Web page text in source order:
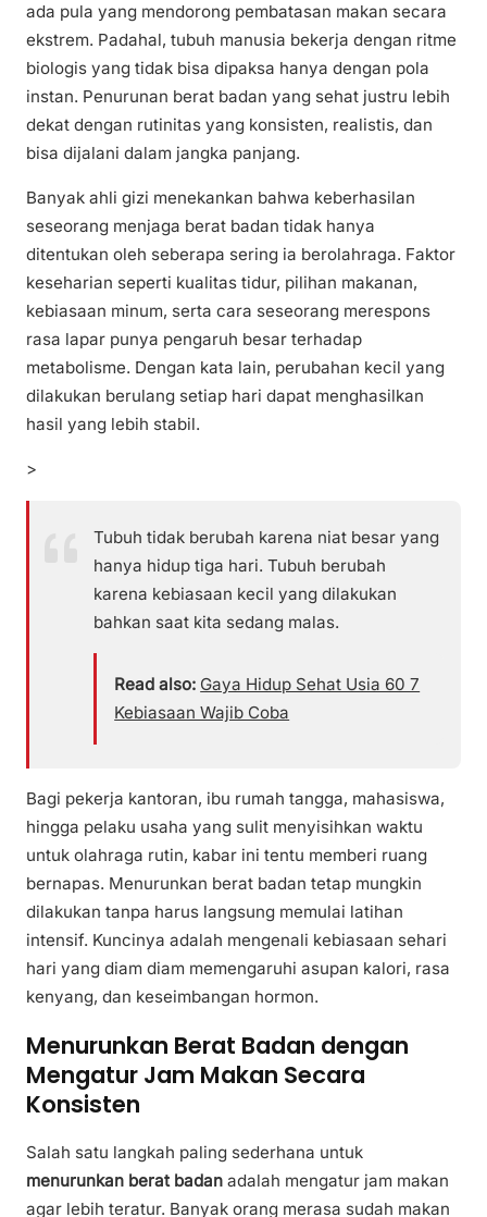
ada pula yang mendorong pembatasan makan secara
ekstrem. Padahal, tubuh manusia bekerja dengan ritme
biologis yang tidak bisa dipaksa hanya dengan pola
instan. Penurunan berat badan yang sehat justru lebih
dekat dengan rutinitas yang konsisten, realistis, dan
bisa dijalani dalam jangka panjang.
Banyak ahli gizi menekankan bahwa keberhasilan
seseorang menjaga berat badan tidak hanya
ditentukan oleh seberapa sering ia berolahraga. Faktor
keseharian seperti kualitas tidur, pilihan makanan,
kebiasaan minum, serta cara seseorang merespons
rasa lapar punya pengaruh besar terhadap
metabolisme. Dengan kata lain, perubahan kecil yang
dilakukan berulang setiap hari dapat menghasilkan
hasil yang lebih stabil.
>
Tubuh tidak berubah karena niat besar yang
hanya hidup tiga hari. Tubuh berubah
karena kebiasaan kecil yang dilakukan
bahkan saat kita sedang malas.
Read also: Gaya Hidup Sehat Usia 60 7
Kebiasaan Wajib Coba
Bagi pekerja kantoran, ibu rumah tangga, mahasiswa,
hingga pelaku usaha yang sulit menyisihkan waktu
untuk olahraga rutin, kabar ini tentu memberi ruang
bernapas. Menurunkan berat badan tetap mungkin
dilakukan tanpa harus langsung memulai latihan
intensif. Kuncinya adalah mengenali kebiasaan sehari
hari yang diam diam memengaruhi asupan kalori, rasa
kenyang, dan keseimbangan hormon.
Menurunkan Berat Badan dengan
Mengatur Jam Makan Secara
Konsisten
Salah satu langkah paling sederhana untuk
menurunkan berat badan adalah mengatur jam makan
agar lebih teratur. Banyak orang merasa sudah makan